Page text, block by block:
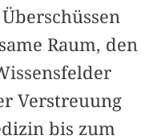
Raum, den
Verstreuung
bis zum